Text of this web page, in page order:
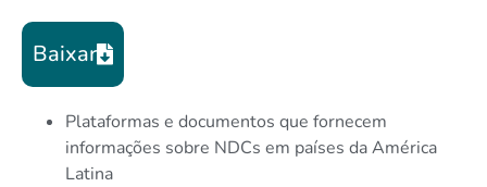
Baixar
Plataformas e documentos que fornecem
informações sobre NDCs em países da América
Latina